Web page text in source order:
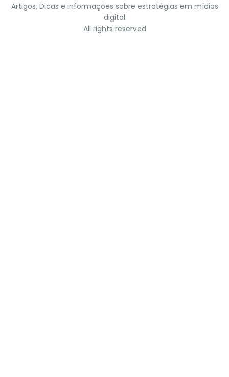
Artigos, Dicas e informações sobre estratégias em mídias
digital
All rights reserved